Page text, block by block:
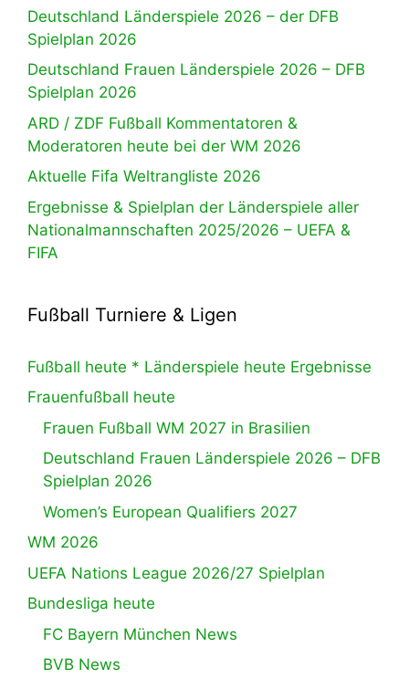
Deutschland Länderspiele 2026 – der DFB
Spielplan 2026
Deutschland Frauen Länderspiele 2026 – DFB
Spielplan 2026
ARD / ZDF Fußball Kommentatoren &
Moderatoren heute bei der WM 2026
Aktuelle Fifa Weltrangliste 2026
Ergebnisse & Spielplan der Länderspiele aller
Nationalmannschaften 2025/2026 – UEFA &
FIFA
Fußball Turniere & Ligen
Fußball heute * Länderspiele heute Ergebnisse
Frauenfußball heute
Frauen Fußball WM 2027 in Brasilien
Deutschland Frauen Länderspiele 2026 – DFB
Spielplan 2026
Women’s European Qualifiers 2027
WM 2026
UEFA Nations League 2026/27 Spielplan
Bundesliga heute
FC Bayern München News
BVB News